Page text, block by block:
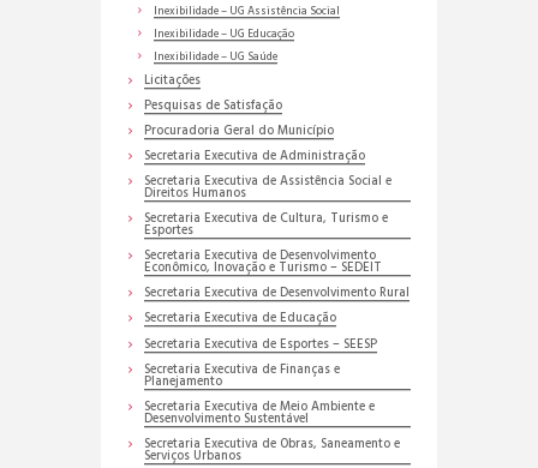
Inexibilidade – UG Assistência Social
Inexibilidade – UG Educação
Inexibilidade – UG Saúde
Licitações
Pesquisas de Satisfação
Procuradoria Geral do Município
Secretaria Executiva de Administração
Secretaria Executiva de Assistência Social e
Direitos Humanos
Secretaria Executiva de Cultura, Turismo e
Esportes
Secretaria Executiva de Desenvolvimento
Econômico, Inovação e Turismo – SEDEIT
Secretaria Executiva de Desenvolvimento Rural
Secretaria Executiva de Educação
Secretaria Executiva de Esportes – SEESP
Secretaria Executiva de Finanças e
Planejamento
Secretaria Executiva de Meio Ambiente e
Desenvolvimento Sustentável
Secretaria Executiva de Obras, Saneamento e
Serviços Urbanos